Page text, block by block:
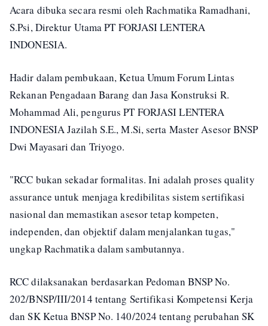
Acara dibuka secara resmi oleh Rachmatika Ramadhani,
S.Psi, Direktur Utama PT FORJASI LENTERA
INDONESIA.
Hadir dalam pembukaan, Ketua Umum Forum Lintas
Rekanan Pengadaan Barang dan Jasa Konstruksi R.
Mohammad Ali, pengurus PT FORJASI LENTERA
INDONESIA Jazilah S.E., M.Si, serta Master Asesor BNSP
Dwi Mayasari dan Triyogo.
"RCC bukan sekadar formalitas. Ini adalah proses quality
assurance untuk menjaga kredibilitas sistem sertifikasi
nasional dan memastikan asesor tetap kompeten,
independen, dan objektif dalam menjalankan tugas,"
ungkap Rachmatika dalam sambutannya.
RCC dilaksanakan berdasarkan Pedoman BNSP No.
202/BNSP/III/2014 tentang Sertifikasi Kompetensi Kerja
dan SK Ketua BNSP No. 140/2024 tentang perubahan SK